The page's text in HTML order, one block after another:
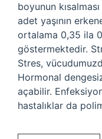
boyunun
adet yaşının
ortalama 0,35 ila
göstermektedir.
Stres,
Hormonal
açabilir.
hastalıklar da